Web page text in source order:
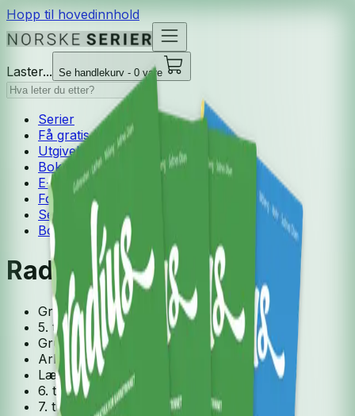
Hopp til hovedinnhold
Laster... Se handlekurv - 0 vare
Serier
Få gratis bok
Utgivelseskalender
Bokpakker
E-bøker
Forfattere
Serieliv
Bokhandel
Radius 5-7
Grunnskole
5. trinn
Grunnbok
Arbeidsbok
Lærerens bok
6. trinn
7. trinn